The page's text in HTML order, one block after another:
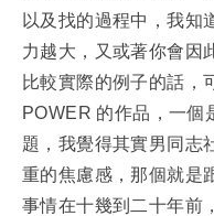
以及找的過程中，我知
力越大，又或著你會因
比較實際的例子的話，
POWER 的作品，一個
題，我覺得其實男同志
重的焦慮感，那個就是
事情在十幾到二十年前